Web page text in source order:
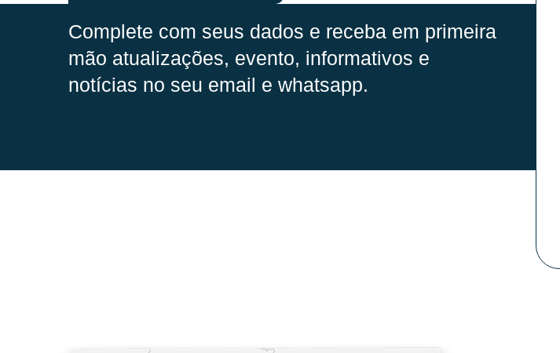
Complete com seus dados e receba em primeira
mão atualizações, evento, informativos e
notícias no seu email e whatsapp.